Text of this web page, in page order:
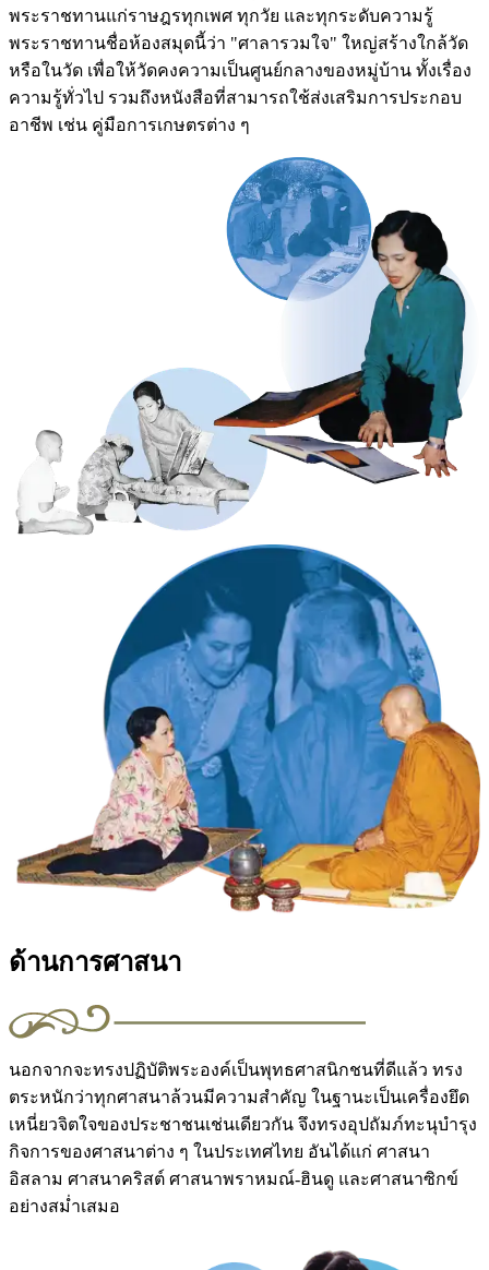
พระราชทานแก่ราษฎรทุกเพศ ทุกวัย และทุกระดับความรู้
พระราชทานชื่อห้องสมุดนี้ว่า "ศาลารวมใจ" ใหญ่สร้างใกล้วัด
หรือในวัด เพื่อให้วัดคงความเป็นศูนย์กลางของหมู่บ้าน ทั้งเรื่อง
ความรู้ทั่วไป รวมถึงหนังสือที่สามารถใช้ส่งเสริมการประกอบ
อาชีพ เช่น คู่มือการเกษตรต่าง ๆ
ด้านการศาสนา
นอกจากจะทรงปฏิบัติพระองค์เป็นพุทธศาสนิกชนที่ดีแล้ว ทรง
ตระหนักว่าทุกศาสนาล้วนมีความสำคัญ ในฐานะเป็นเครื่องยึด
เหนี่ยวจิตใจของประชาชนเช่นเดียวกัน จึงทรงอุปถัมภ์ทะนุบำรุง
กิจการของศาสนาต่าง ๆ ในประเทศไทย อันได้แก่ ศาสนา
อิสลาม ศาสนาคริสต์ ศาสนาพราหมณ์-ฮินดู และศาสนาซิกข์
อย่างสม่ำเสมอ